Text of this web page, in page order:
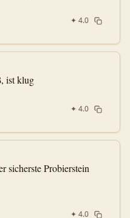
✦ 4.0
ist klug
✦ 4.0
sicherste Probierstein
✦ 4.0